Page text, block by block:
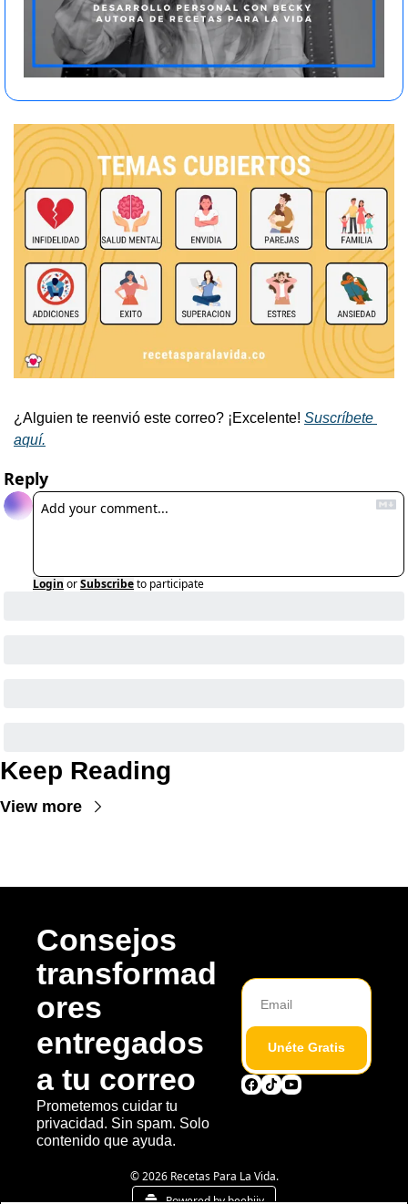
¿Alguien te reenvió este correo? ¡Excelente! Suscríbete
aquí.
Reply
Login orSubscribeto participate
Keep Reading
View more
Consejos
transformad
ores
entregados
a tu correo
Prometemos cuidar tu
privacidad. Sin spam. Solo
contenido que ayuda.
Unéte Gratis
© 2026 Recetas Para La Vida.
Powered by beehiiv